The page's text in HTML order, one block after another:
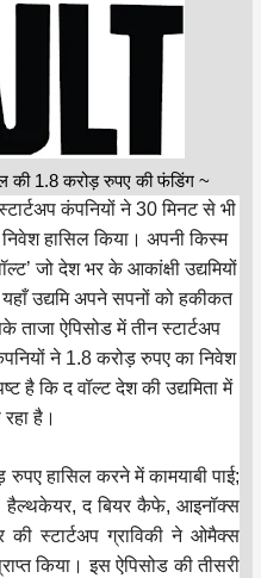
की 1.8 करोड़ रुपए की फंडिंग ~
कंपनियों ने 30 मिनट से भी
हासिल किया। अपनी किस्म
जो देश भर के आकांक्षी उद्यमियों
उद्यमि अपने सपनों को हकीकत
ऐपिसोड में तीन स्टार्टअप
ने 1.8 करोड़ रुपए का निवेश
है कि द वॉल्ट देश की उद्यमिता में
है।
रुपए हासिल करने में कामयाबी पाई;
हैल्थकेयर, द बियर कैफे, आइनॉक्स
स्टार्टअप ग्राविकी ने ओमैक्स
किया। इस ऐपिसोड की तीसरी